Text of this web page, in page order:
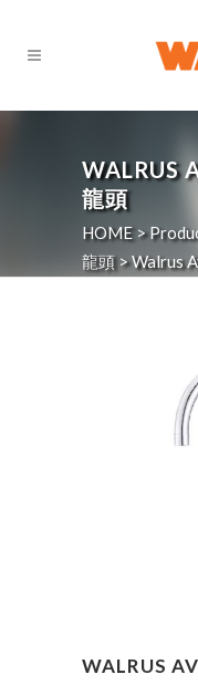
WALRUS
龍頭
HOME>
龍頭>Walrus
WALRUS